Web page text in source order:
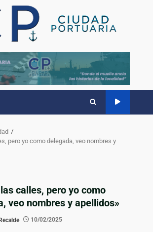
pero yo como delegada, veo nombres y
calles, pero yo como
veo nombres y apellidos»
10/02/2025